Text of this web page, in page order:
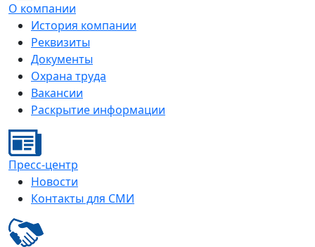
О компании
История компании
Реквизиты
Документы
Охрана труда
Вакансии
Раскрытие информации
Пресс-центр
Новости
Контакты для СМИ